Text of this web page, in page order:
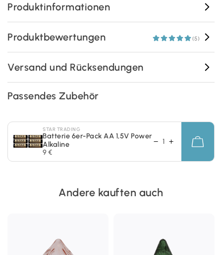
Produktinformationen
Produktbewertungen (5)
Versand und Rücksendungen
Passendes Zubehör
STAR TRADING
Batterie 6er-Pack AA 1,5V Power
Alkaline
9 €
Andere kauften auch